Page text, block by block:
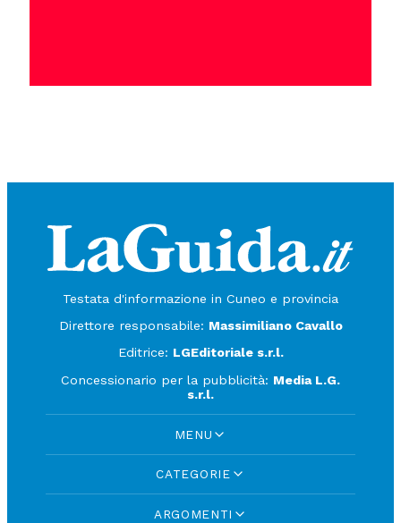
Testata d'informazione in Cuneo e provincia
Direttore responsabile: Massimiliano Cavallo
Editrice: LGEditoriale s.r.l.
Concessionario per la pubblicità: Media L.G.
s.r.l.
MENU
CATEGORIE
ARGOMENTI